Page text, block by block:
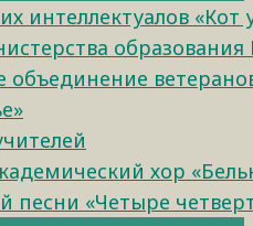
интеллектуалов «Кот
образования
хор
песни «Четыре